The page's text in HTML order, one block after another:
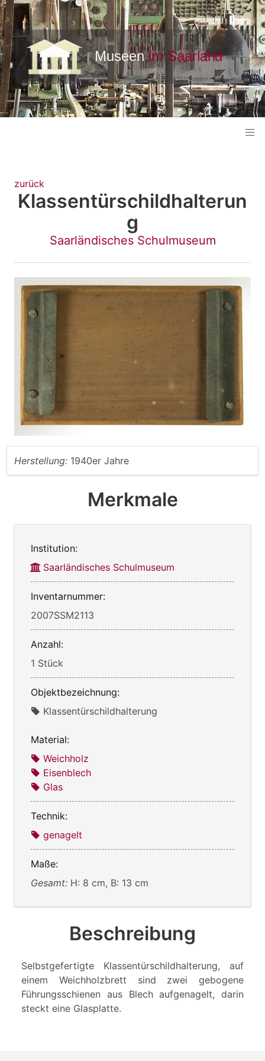
zurück
Klassentürschildhalterun
g
Saarländisches Schulmuseum
Herstellung: 1940er Jahre
Merkmale
Institution:
Saarländisches Schulmuseum
Inventarnummer:
2007SSM2113
Anzahl:
1 Stück
Objektbezeichnung:
Klassentürschildhalterung
Material:
Weichholz
Eisenblech
Glas
Technik:
genagelt
Maße:
Gesamt: H: 8 cm, B: 13 cm
Beschreibung
Selbstgefertigte Klassentürschildhalterung, auf
einem Weichholzbrett sind zwei gebogene
Führungsschienen aus Blech aufgenagelt, darin
steckt eine Glasplatte.